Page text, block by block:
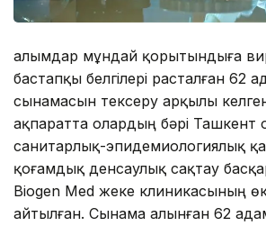
Ғалымдар мұндай қорытындыға
бастапқы белгілері расталған 62
сынамасын тексеру арқылы
ақпаратта олардың бәрі Ташкент
санитарлық-эпидемиологиялық
қоғамдық денсаулық сақтау
Biogen Med жеке клиникасының
айтылған. Сынама алынған 62